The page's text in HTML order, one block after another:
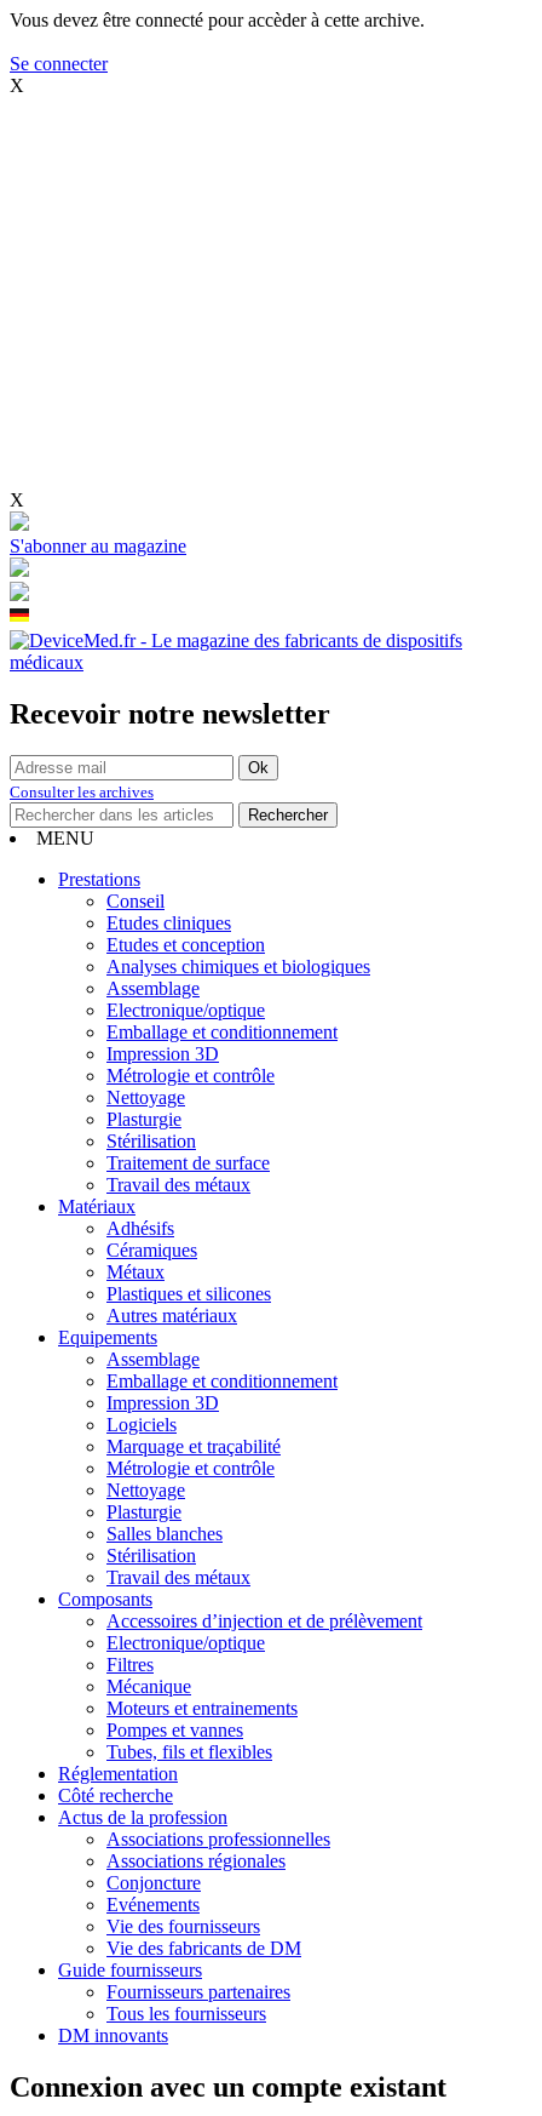
Vous devez être connecté pour accèder à cette archive.
Se connecter
X
X
S'abonner au magazine
Recevoir notre newsletter
Consulter les archives
MENU
Prestations
Conseil
Etudes cliniques
Etudes et conception
Analyses chimiques et biologiques
Assemblage
Electronique/optique
Emballage et conditionnement
Impression 3D
Métrologie et contrôle
Nettoyage
Plasturgie
Stérilisation
Traitement de surface
Travail des métaux
Matériaux
Adhésifs
Céramiques
Métaux
Plastiques et silicones
Autres matériaux
Equipements
Assemblage
Emballage et conditionnement
Impression 3D
Logiciels
Marquage et traçabilité
Métrologie et contrôle
Nettoyage
Plasturgie
Salles blanches
Stérilisation
Travail des métaux
Composants
Accessoires d’injection et de prélèvement
Electronique/optique
Filtres
Mécanique
Moteurs et entrainements
Pompes et vannes
Tubes, fils et flexibles
Réglementation
Côté recherche
Actus de la profession
Associations professionnelles
Associations régionales
Conjoncture
Evénements
Vie des fournisseurs
Vie des fabricants de DM
Guide fournisseurs
Fournisseurs partenaires
Tous les fournisseurs
DM innovants
Connexion avec un compte existant